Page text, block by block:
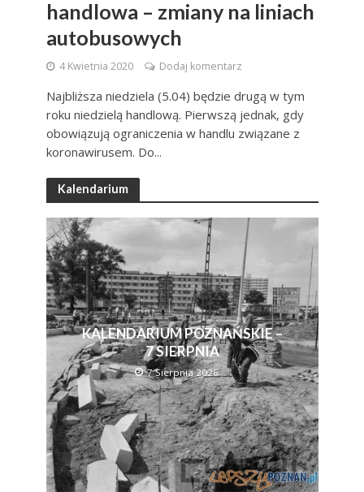
handlowa – zmiany na liniach
autobusowych
4 Kwietnia 2020 Dodaj komentarz
Najbliższa niedziela (5.04) będzie drugą w tym
roku niedzielą handlową. Pierwszą jednak, gdy
obowiązują ograniczenia w handlu związane z
koronawirusem. Do...
Kalendarium
KALENDARIUM POZNAŃSKIE –
7 SIERPNIA
7 Sierpnia 2026